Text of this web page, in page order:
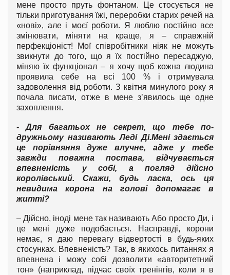
мене просто пруть фонтаном. Це стосується не
тільки приготування їжі, переробки старих речей на
«нові», але і моєї роботи. Я люблю постійно все
змінювати, міняти на краще, я – справжній
перфекціоніст! Мої співробітники ніяк не можуть
звикнути до того, що я їх постійно пересаджую,
міняю їх функціонал – я хочу щоб кожна людина
проявила себе на всі 100 % і отримувала
задоволення від роботи. З квітня минулого року я
почала писати, отже в мене з’явилось ще одне
захоплення.
- Для багатьох не секрет, що тебе по-
дружньому називають Леді Ді.Мені здається
це порівняння дуже влучне, адже у тебе
завжди поважна постава, відчувається
впевненість у собі, а погляд дійсно
королівський. Скажи, будь ласка, ось ця
невидима корона на голові допомагає в
житті?
– Дійсно, іноді мене так називають Або просто Ди, і
це мені дуже подобається. Насправді, корони
немає, я даю перевагу відвертості в будь-яких
стосунках. Впевненість? Так, в якихось питаннях я
впевнена і можу собі дозволити «авторитетний
тон» (наприклад, підчас своїх тренінгів, коли я в